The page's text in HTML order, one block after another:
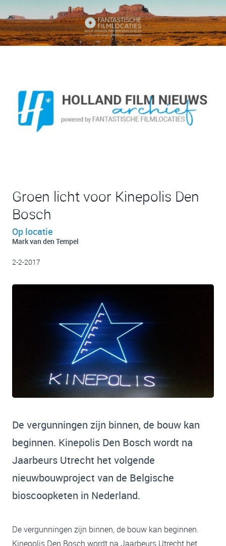
Groen licht voor Kinepolis Den
Bosch
Op locatie
Mark van den Tempel
2-2-2017
De vergunningen zijn binnen, de bouw kan
beginnen. Kinepolis Den Bosch wordt na
Jaarbeurs Utrecht het volgende
nieuwbouwproject van de Belgische
bioscoopketen in Nederland.
De vergunningen zijn binnen, de bouw kan beginnen.
Kinepolis Den Bosch wordt na Jaarbeurs Utrecht het